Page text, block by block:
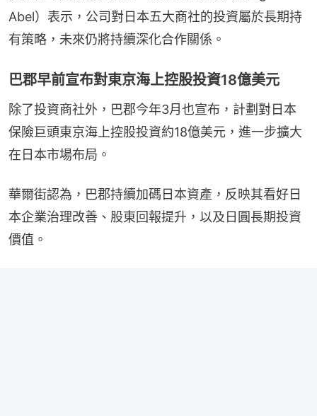
Abel）表示，公司對日本五大商社的投資屬於長期持
有策略，未來仍將持續深化合作關係。
巴郡早前宣布對東京海上控股投資18億美元
除了投資商社外，巴郡今年3月也宣布，計劃對日本
保險巨頭東京海上控股投資約18億美元，進一步擴大
在日本市場布局。
華爾街認為，巴郡持續加碼日本資產，反映其看好日
本企業治理改善、股東回報提升，以及日圓長期投資
價值。